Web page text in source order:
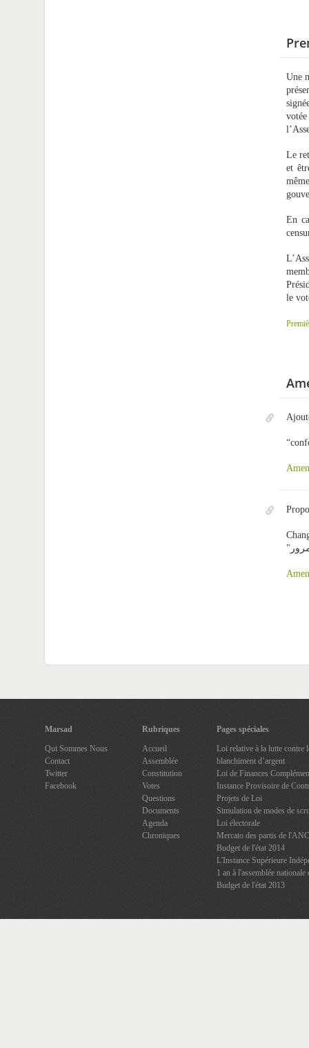
Une
Le
et
En
le
Marsad
Qui Sommes Nous
Contact
Twitter
Facebook
Rubriques
Accueil
Assemblée
Constitution
Votes
Questions
Documents
Agenda
Chroniques
Pages spéciales
Loi relative à la lutte contre
blanchiment d’argent
Loi de Finances
Instance Provisoire de
Projets de Loi
Simulation de modes de
Loi électorale
Mercato des partis de l'ANC
Budget de l'état 2014
L'Instance Supérieure
1 an à l'assemblée nationale
Budget de l'état 2013